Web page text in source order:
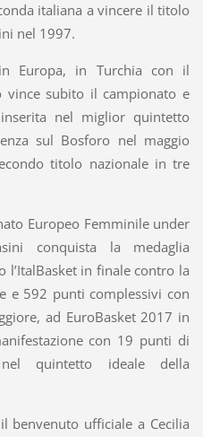
italiana a vincere il titolo
nel 1997.
Europa, in Turchia con il
vince subito il campionato e
nel miglior quintetto
sul Bosforo nel maggio
titolo nazionale in tre
Europeo Femminile under
conquista la medaglia
l’ItalBasket in finale contro la
e 592 punti complessivi con
ad EuroBasket 2017 in
con 19 punti di
quintetto ideale della
benvenuto ufficiale a Cecilia